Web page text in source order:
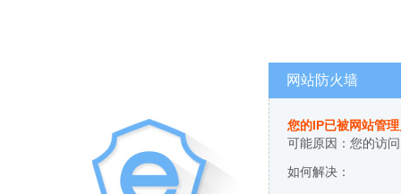
网站防火墙
您的IP已被网站管
可能原因：您的访
如何解决：